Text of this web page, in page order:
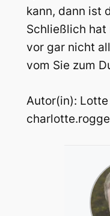
kann, dann ist
Schließlich hat
vor gar nicht
vom Sie zum
Autor(in): Lotte